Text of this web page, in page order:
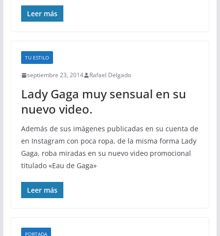
Leer más
TU ESTILO
septiembre 23, 2014 Rafael Delgado
Lady Gaga muy sensual en su
nuevo video.
Además de sus imágenes publicadas en su cuenta de
en Instagram con poca ropa, de la misma forma Lady
Gaga, roba miradas en su nuevo video promocional
titulado «Eau de Gaga»
Leer más
PORTADA